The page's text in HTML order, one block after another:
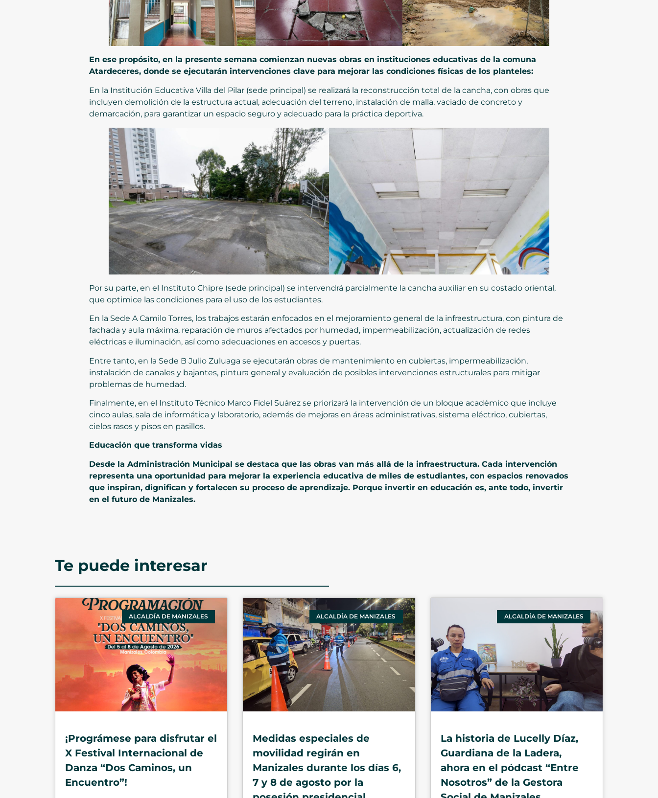
En ese propósito, en la presente semana comienzan nuevas obras en instituciones educativas de la comuna
Atardeceres, donde se ejecutarán intervenciones clave para mejorar las condiciones físicas de los planteles:
En la Institución Educativa Villa del Pilar (sede principal) se realizará la reconstrucción total de la cancha, con obras que
incluyen demolición de la estructura actual, adecuación del terreno, instalación de malla, vaciado de concreto y
demarcación, para garantizar un espacio seguro y adecuado para la práctica deportiva.
Por su parte, en el Instituto Chipre (sede principal) se intervendrá parcialmente la cancha auxiliar en su costado oriental,
que optimice las condiciones para el uso de los estudiantes.
En la Sede A Camilo Torres, los trabajos estarán enfocados en el mejoramiento general de la infraestructura, con pintura de
fachada y aula máxima, reparación de muros afectados por humedad, impermeabilización, actualización de redes
eléctricas e iluminación, así como adecuaciones en accesos y puertas.
Entre tanto, en la Sede B Julio Zuluaga se ejecutarán obras de mantenimiento en cubiertas, impermeabilización,
instalación de canales y bajantes, pintura general y evaluación de posibles intervenciones estructurales para mitigar
problemas de humedad.
Finalmente, en el Instituto Técnico Marco Fidel Suárez se priorizará la intervención de un bloque académico que incluye
cinco aulas, sala de informática y laboratorio, además de mejoras en áreas administrativas, sistema eléctrico, cubiertas,
cielos rasos y pisos en pasillos.
Educación que transforma vidas
Desde la Administración Municipal se destaca que las obras van más allá de la infraestructura. Cada intervención
representa una oportunidad para mejorar la experiencia educativa de miles de estudiantes, con espacios renovados
que inspiran, dignifican y fortalecen su proceso de aprendizaje. Porque invertir en educación es, ante todo, invertir
en el futuro de Manizales.
Te puede interesar
ALCALDÍA DE MANIZALES
¡Prográmese para disfrutar el
X Festival Internacional de
Danza “Dos Caminos, un
Encuentro”!
ALCALDÍA DE MANIZALES
Medidas especiales de
movilidad regirán en
Manizales durante los días 6,
7 y 8 de agosto por la
ALCALDÍA DE MANIZALES
La historia de Lucelly Díaz,
Guardiana de la Ladera,
ahora en el pódcast “Entre
Nosotros” de la Gestora